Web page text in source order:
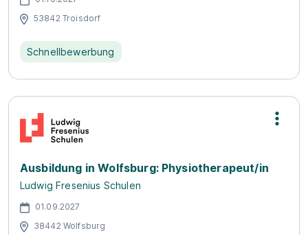
53842 Troisdorf
Schnellbewerbung
Ausbildung in Wolfsburg: Physiotherapeut/in
Ludwig Fresenius Schulen
01.09.2027
38442 Wolfsburg